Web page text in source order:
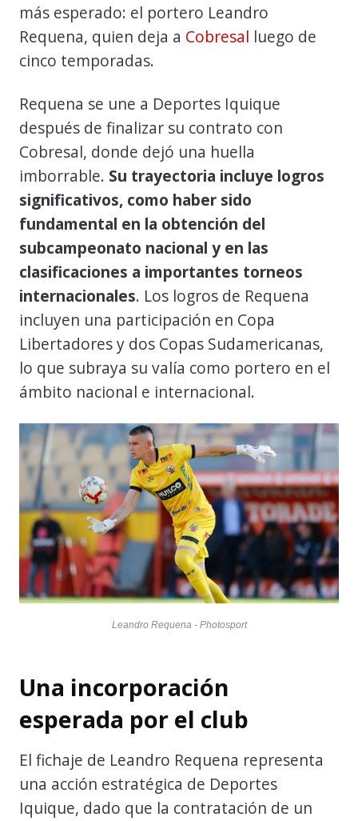
más esperado: el portero Leandro
Requena, quien deja a Cobresal luego de
cinco temporadas.
Requena se une a Deportes Iquique
después de finalizar su contrato con
Cobresal, donde dejó una huella
imborrable. Su trayectoria incluye logros
significativos, como haber sido
fundamental en la obtención del
subcampeonato nacional y en las
clasificaciones a importantes torneos
internacionales. Los logros de Requena
incluyen una participación en Copa
Libertadores y dos Copas Sudamericanas,
lo que subraya su valía como portero en el
ámbito nacional e internacional.
Leandro Requena - Photosport
Una incorporación
esperada por el club
El fichaje de Leandro Requena representa
una acción estratégica de Deportes
Iquique, dado que la contratación de un